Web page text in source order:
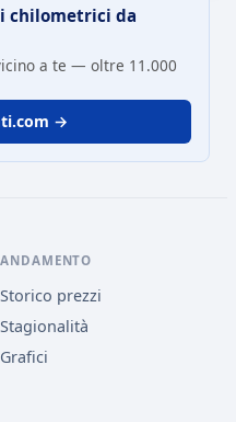
chilometrici da
a te — oltre 11.000
→
ANDAMENTO
Storico prezzi
Stagionalità
Grafici